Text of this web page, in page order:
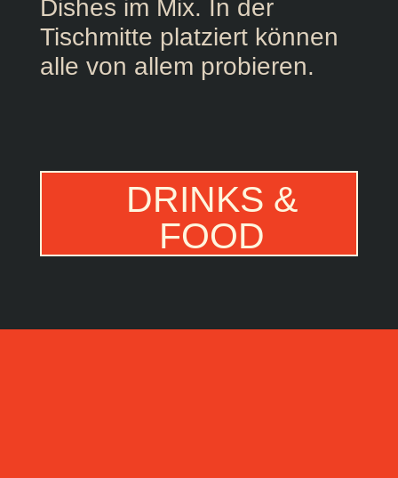
Dishes im Mix. In der
Tischmitte platziert können
alle von allem probieren.
DRINKS &
FOOD